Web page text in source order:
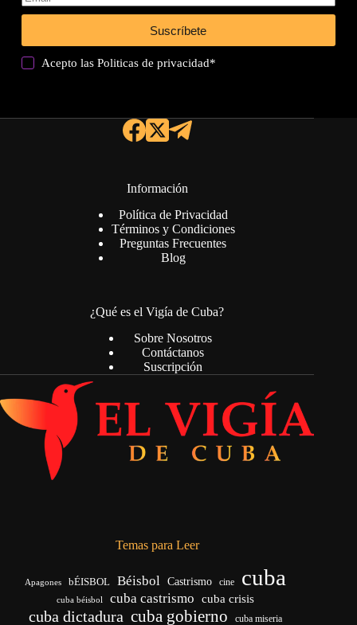
Suscríbete
Acepto lasPoliticas de privacidad*
Información
Política de Privacidad
Términos y Condiciones
Preguntas Frecuentes
Blog
¿Qué es el Vigía de Cuba?
Sobre Nosotros
Contáctanos
Suscripción
Temas para Leer
Apagones bÉISBOL Béisbol Castrismo cine cuba
cuba béisbol cuba castrismo cuba crisis
cuba dictadura cuba gobierno cuba miseria